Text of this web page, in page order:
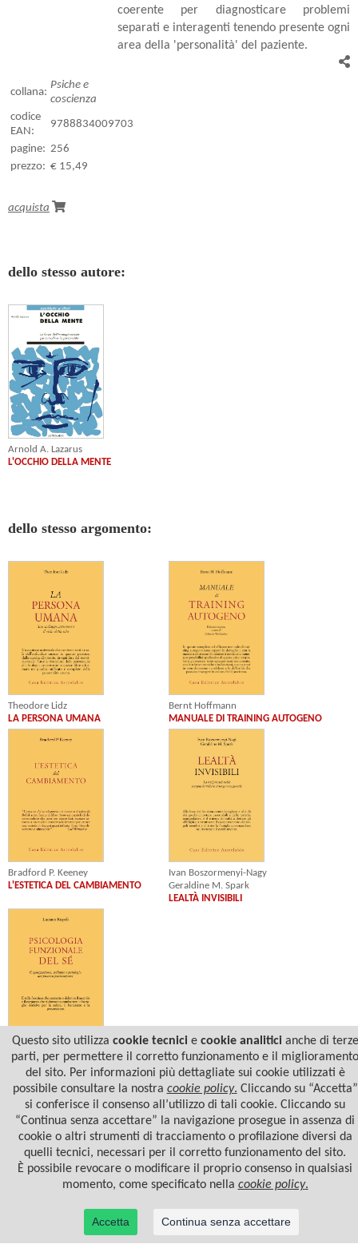
coerente per diagnosticare problemi
separati e interagenti tenendo presente ogni
area della 'personalità' del paziente.
collana:
Psiche e
coscienza
codice
EAN:
9788834009703
pagine: 256
prezzo: € 15,49
acquista
dello stesso autore:
Arnold A. Lazarus
L'OCCHIO DELLA MENTE
dello stesso argomento:
Theodore Lidz
LA PERSONA UMANA
Bernt Hoffmann
MANUALE DI TRAINING AUTOGENO
Bradford P. Keeney
L'ESTETICA DEL CAMBIAMENTO
Ivan Boszormenyi-Nagy
Geraldine M. Spark
LEALTÀ INVISIBILI
Luciano Rispoli
PSICOLOGIA FUNZIONALE DEL SÉ
© 2022 Casa Editrice Astrolabio - Ubaldini Editore S.r.l. - P.IVA 10323461003 |
privacy/cookies
Questo sito utilizza cookie tecnicie cookie analiticianche di terze
parti, per permettere il corretto funzionamento e il miglioramento
del sito. Per informazioni più dettagliate sui cookie utilizzati è
possibile consultare la nostra cookie policy. Cliccando su “Accetta”
si conferisce il consenso all’utilizzo di tali cookie. Cliccando su
“Continua senza accettare” la navigazione prosegue in assenza di
cookie o altri strumenti di tracciamento o profilazione diversi da
quelli tecnici, necessari per il corretto funzionamento del sito.
È possibile revocare o modificare il proprio consenso in qualsiasi
momento, come specificato nella cookie policy.
Accetta Continua senza accettare